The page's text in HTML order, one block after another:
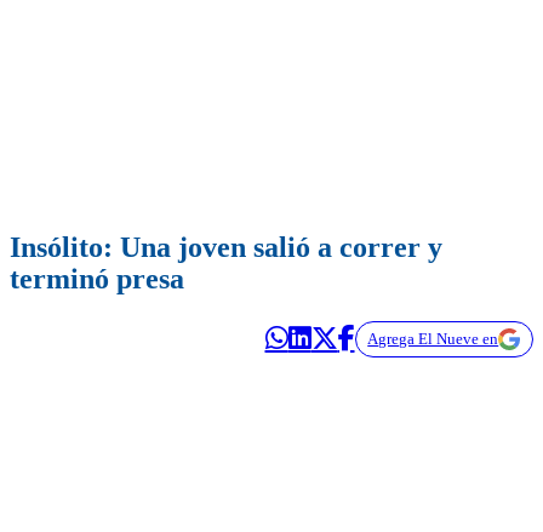
Insólito: Una joven salió a correr y
terminó presa
Agrega El Nueve en